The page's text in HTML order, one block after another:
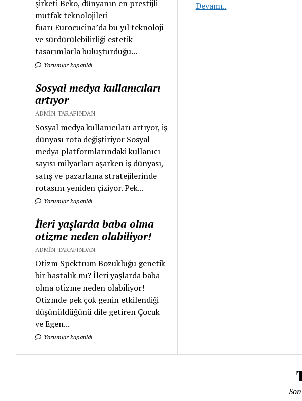
şirketi Beko, dünyanın en prestijli
mutfak teknolojileri
fuarı Eurocucina’da bu yıl teknoloji
ve sürdürülebilirliği estetik
tasarımlarla buluşturduğu...
Yorumlar kapatıldı
Sosyal medya kullanıcıları
artıyor
ADMIN TARAFINDAN
Sosyal medya kullanıcıları artıyor, iş
dünyası rota değiştiriyor Sosyal
medya platformlarındaki kullanıcı
sayısı milyarları aşarken iş dünyası,
satış ve pazarlama stratejilerinde
rotasını yeniden çiziyor. Pek...
Yorumlar kapatıldı
İleri yaşlarda baba olma
otizme neden olabiliyor!
ADMIN TARAFINDAN
Otizm Spektrum Bozukluğu genetik
bir hastalık mı? İleri yaşlarda baba
olma otizme neden olabiliyor!
Otizmde pek çok genin etkilendiği
düşünüldüğünü dile getiren Çocuk
ve Egen...
Yorumlar kapatıldı
Devamı..Elite